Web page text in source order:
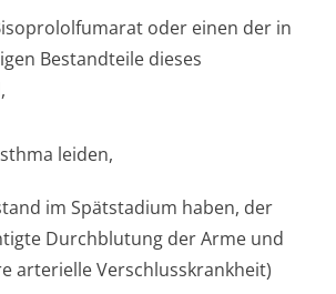
oder einen der in
Bestandteile dieses
leiden,
im Spätstadium haben, der
Durchblutung der Arme und
arterielle Verschlusskran­kheit)